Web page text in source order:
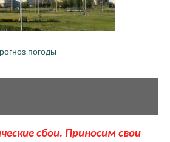
погоды
сбои. Приносим свои